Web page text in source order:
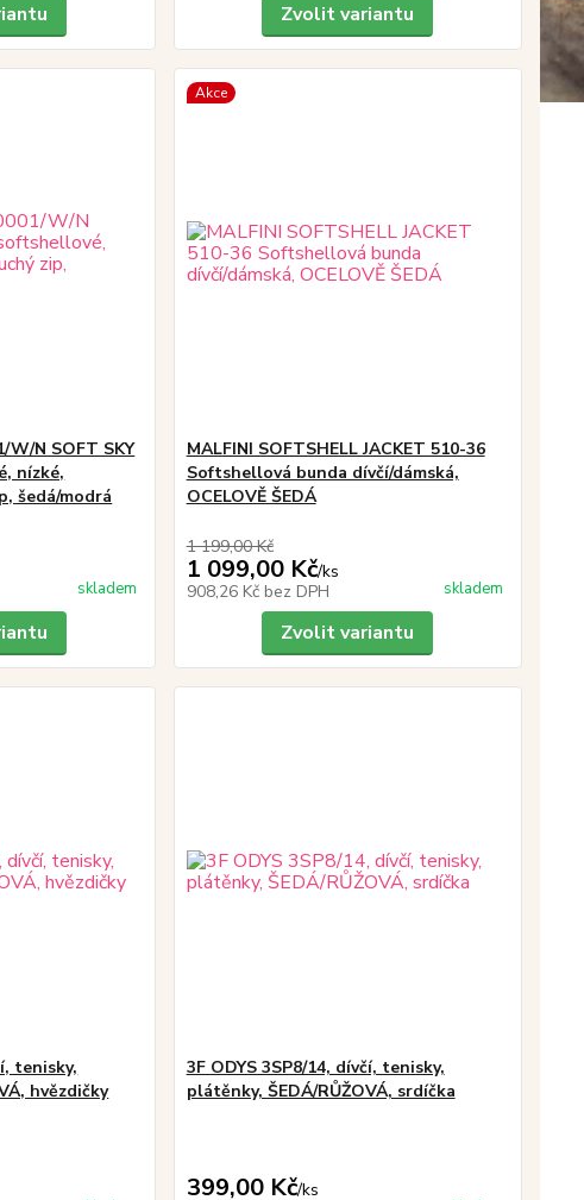
Zvolit variantu
W/N SOFT SKY
nízké,
šedá/modrá
skladem
Akce
MALFINI SOFTSHELL JACKET 510-36
Softshellová bunda dívčí/dámská,
OCELOVĚ ŠEDÁ
1 199,00 Kč
1 099,00 Kč/ks
908,26 Kč bez DPH skladem
Zvolit variantu
tenisky,
hvězdičky
3F ODYS 3SP8/14, dívčí, tenisky,
plátěnky, ŠEDÁ/RŮŽOVÁ, srdíčka
399,00 Kč/ks